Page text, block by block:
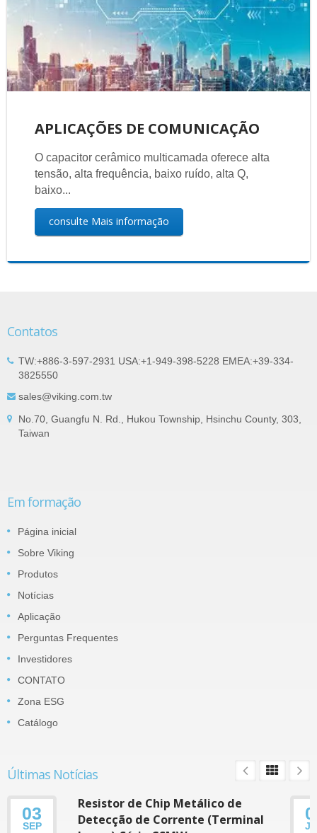
APLICAÇÕES DE COMUNICAÇÃO
O capacitor cerâmico multicamada oferece alta
tensão, alta frequência, baixo ruído, alta Q,
baixo...
consulte Mais informação
Contatos
TW:+886-3-597-2931 USA:+1-949-398-5228 EMEA:+39-334-
3825550
sales@viking.com.tw
No.70, Guangfu N. Rd., Hukou Township, Hsinchu County, 303,
Taiwan
Em formação
Página inicial
Sobre Viking
Produtos
Notícias
Aplicação
Perguntas Frequentes
Investidores
CONTATO
Zona ESG
Catálogo
Últimas Notícias
03
SEP
Resistor de Chip Metálico de
Detecção de Corrente (Terminal